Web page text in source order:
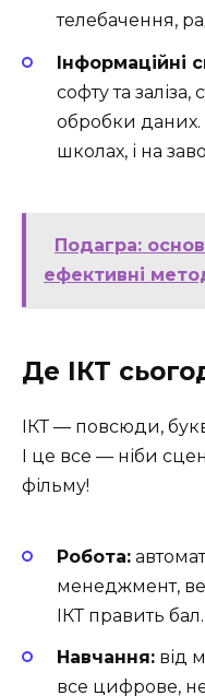
телебачення,
Інформаційні
софту та заліза,
обробки даних.
школах, і на
Подагра:
ефективні
Де ІКТ
ІКТ — повсюди,
І це все — ніби
фільму!
Робота:
менеджмент,
ІКТ править бал.
Навчання: від
все цифрове,